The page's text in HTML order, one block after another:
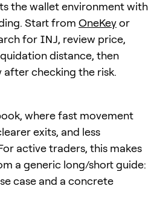
the wallet environment with
Start from OneKeyor
for INJ, review price,
distance, then
checking the risk.
where fast movement
exits, and less
active traders, this makes
a generic long/short guide:
case and a concrete